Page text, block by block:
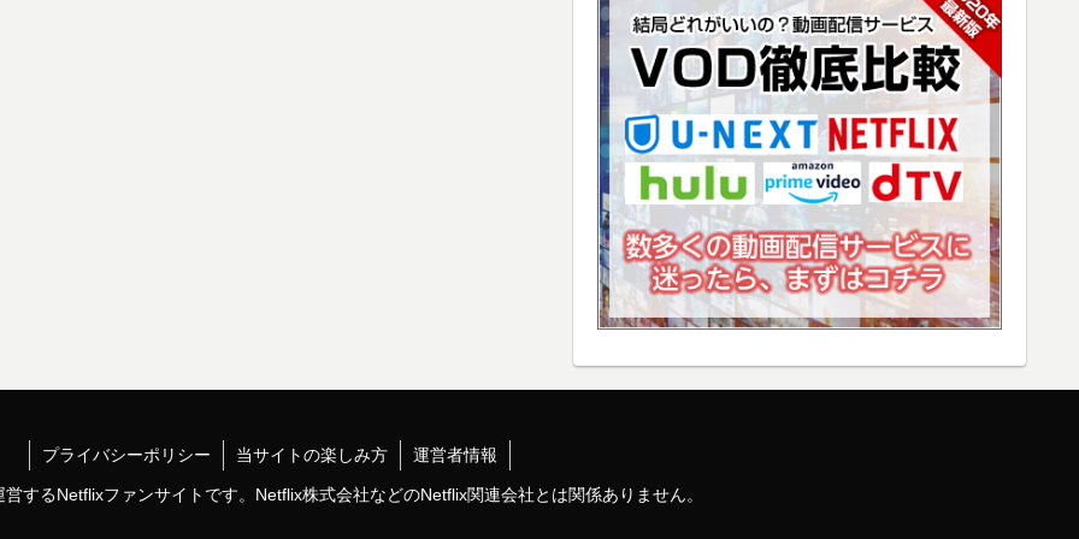
プライバシーポリシー 当サイトの楽しみ方 運営者情報
営するNetflixファンサイトです。Netflix株式会社などのNetflix関連会社とは関係ありません。